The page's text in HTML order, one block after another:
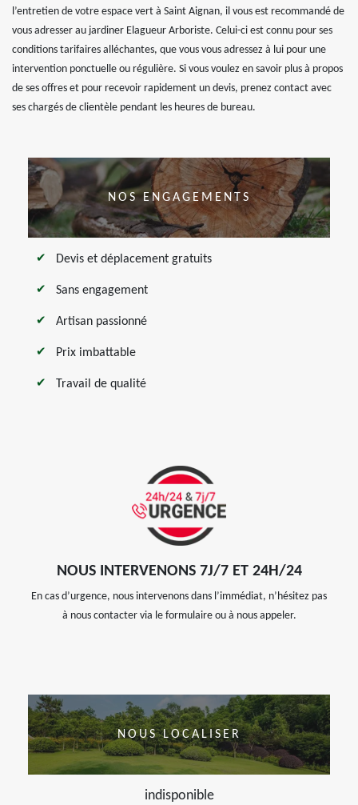
l’entretien de votre espace vert à Saint Aignan, il vous est recommandé de
vous adresser au jardiner Elagueur Arboriste. Celui-ci est connu pour ses
conditions tarifaires alléchantes, que vous vous adressez à lui pour une
intervention ponctuelle ou régulière. Si vous voulez en savoir plus à propos
de ses offres et pour recevoir rapidement un devis, prenez contact avec
ses chargés de clientèle pendant les heures de bureau.
NOS ENGAGEMENTS
Devis et déplacement gratuits
Sans engagement
Artisan passionné
Prix imbattable
Travail de qualité
NOUS INTERVENONS 7J/7 ET 24H/24
En cas d’urgence, nous intervenons dans l’immédiat, n’hésitez pas
à nous contacter via le formulaire ou à nous appeler.
NOUS LOCALISER
indisponible